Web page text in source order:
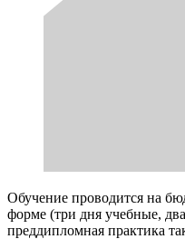
Обучение проводится на
форме (три дня учебные,
преддипломная практика